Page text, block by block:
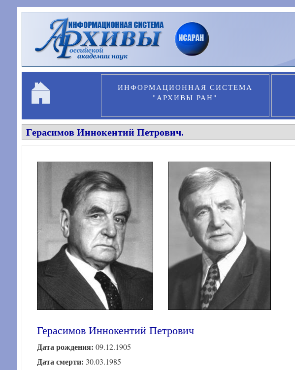
Перейти к основному содержанию
ИНФОРМАЦИОННАЯ СИСТЕМА
"АРХИВЫ РАН"
Герасимов Иннокентий Петрович.
Герасимов Иннокентий Петрович
Дата рождения: 09.12.1905
Дата смерти: 30.03.1985